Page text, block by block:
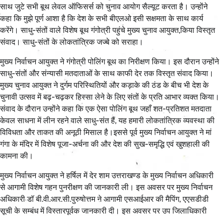
साथ जुटे सभी बूथ लेवल ऑफिसर्स को चुनाव आयोग सैल्यूट करता है। उन्होंने
कहा कि मुझे पूर्ण आशा है कि देश के सभी बीएलओ इसी सक्षमता के साथ कार्य
करेंगे। साधु-संतों वाले विशेष बूथ गंगोत्री पहुंचे मुख्य चुनाव आयुक्त,किया विस्तृत
संवाद। साधु-संतों के लोकतांत्रिक जज्बे को सराहा।
मुख्य निर्वाचन आयुक्त ने गंगोत्री पोलिंग बूथ का निरीक्षण किया। इस दौरान उन्होंने
साधु-संतों और संन्यासी मतदाताओं के साथ काफी देर तक विस्तृत संवाद किया।
मुख्य चुनाव आयुक्त ने दुर्गम परिस्थितियों और कड़ाके की ठंड के बीच भी देश के
चुनावी उत्सव में बढ़-चढ़कर हिस्सा लेने के लिए संतों के प्रति आभार व्यक्त किया।
संवाद के दौरान उन्होंने कहा कि एक ऐसा पोलिंग बूथ जहाँ शत-प्रतिशत मतदाता
केवल साधना में लीन रहने वाले साधु-संत हैं, यह हमारी लोकतांत्रिक व्यवस्था की
विविधता और ताकत की अनूठी मिसाल है।इससे पूर्व मुख्य निर्वाचन आयुक्त ने मां
गंगा के मंदिर में विशेष पूजा-अर्चना की और देश की सुख-समृद्धि एवं खुशहाली की
कामना की।
मुख्य निर्वाचन आयुक्त ने हर्षिल में देर शाम उत्तराखण्ड के मुख्य निर्वाचन अधिकारी
से आगामी विशेष गहन पुनरीक्षण की जानकारी ली। इस अवसर पर मुख्य निर्वाचन
अधिकारी डॉ बी.वी.आर.सी.पुरुषोत्तम ने आगामी एसआईआर की मैपिंग, एएसडीडी
सूची के सम्बंध में विस्तारपूर्वक जानकारी दी। इस अवसर पर उप जिलाधिकारी